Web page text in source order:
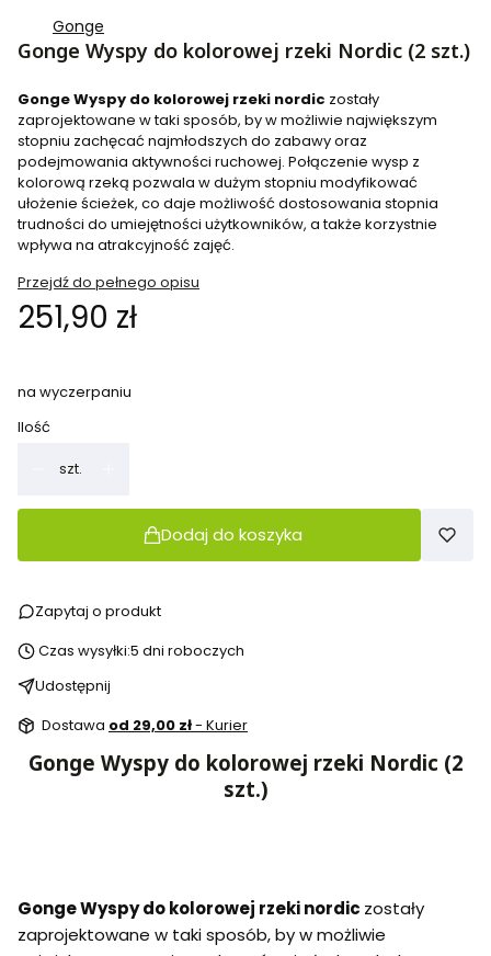
Gonge
Gonge Wyspy do kolorowej rzeki Nordic (2 szt.)
Gonge Wyspy do kolorowej rzeki nordic zostały
zaprojektowane w taki sposób, by w możliwie największym
stopniu zachęcać najmłodszych do zabawy oraz
podejmowania aktywności ruchowej. Połączenie wysp z
kolorową rzeką pozwala w dużym stopniu modyfikować
ułożenie ścieżek, co daje możliwość dostosowania stopnia
trudności do umiejętności użytkowników, a także korzystnie
wpływa na atrakcyjność zajęć.
Przejdź do pełnego opisu
Cena
251,90 zł
na wyczerpaniu
Ilość
szt.
Dodaj do koszyka
Zapytaj o produkt
Czas wysyłki:5 dni roboczych
Udostępnij
Dostawa od 29,00 zł- Kurier
Gonge Wyspy do kolorowej rzeki Nordic (2
szt.)
Gonge Wyspy do kolorowej rzeki nordic zostały
zaprojektowane w taki sposób, by w możliwie